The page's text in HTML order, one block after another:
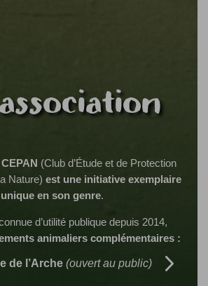
(Club d’Étude et de Protection
Nature) est une initiative exemplaire
en son genre.
d’utilité publique depuis 2014,
animaliers complémentaires :
de l’Arche(ouvert au public) 5